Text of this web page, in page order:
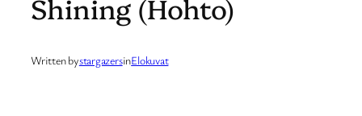
Shining (Hohto)
Written bystargazersinElokuvat